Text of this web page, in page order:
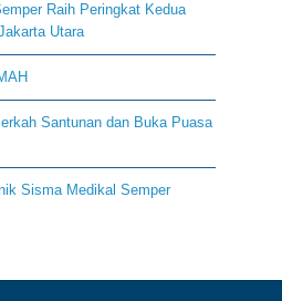
Raih Peringkat Kedua
Utara
Santunan dan Buka Puasa
Sisma Medikal Semper